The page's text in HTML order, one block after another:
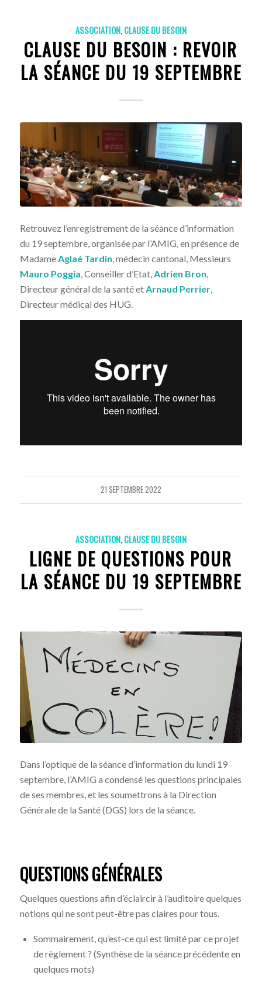
ASSOCIATION,CLAUSE DU BESOIN
CLAUSE DU BESOIN : REVOIR
LA SÉANCE DU 19 SEPTEMBRE
Retrouvez l’enregistrement de la séance d’information
du 19 septembre, organisée par l’AMIG, en présence de
MadameAglaé Tardin, médecin cantonal, Messieurs
Mauro Poggia, Conseiller d’Etat,Adrien Bron,
Directeur général de la santé etArnaud Perrier,
Directeur médical des HUG.
21 SEPTEMBRE 2022
ASSOCIATION,CLAUSE DU BESOIN
LIGNE DE QUESTIONS POUR
LA SÉANCE DU 19 SEPTEMBRE
Dans l’optique de la séance d’information du lundi 19
septembre, l’AMIG a condensé les questions principales
de ses membres, et les soumettrons à la Direction
Générale de la Santé (DGS) lors de la séance.
QUESTIONS GÉNÉRALES
Quelques questions afin d’éclaircir à l’auditoire quelques
notions qui ne sont peut-être pas claires pour tous.
Sommairement, qu’est-ce qui est limité par ce projet
de règlement ? (Synthèse de la séance précédente en
quelques mots)